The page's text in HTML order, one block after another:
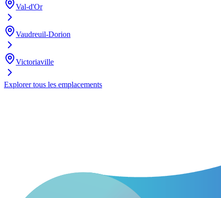
Val-d'Or
Vaudreuil-Dorion
Victoriaville
Explorer tous les emplacements